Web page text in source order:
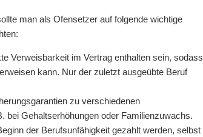
man als Ofensetzer auf folgende wichtige
Verweisbarkeit im Vertrag enthalten sein, sodass
kann. Nur der zuletzt ausgeübte Beruf
zu verschiedenen
bei Gehaltserhöhungen oder Familienzuwachs.
der Berufsunfähigkeit gezahlt werden, selbst